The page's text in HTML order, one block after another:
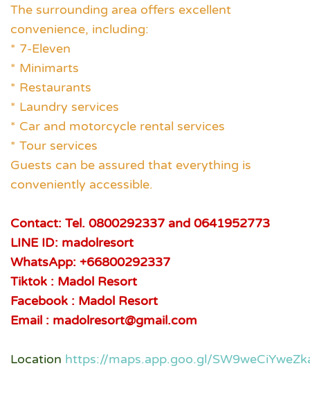
The surrounding area offers excellent
convenience, including:
* 7-Eleven
* Minimarts
* Restaurants
* Laundry services
* Car and motorcycle rental services
* Tour services
Guests can be assured that everything is
conveniently accessible.
Contact: Tel. 0800292337 and 0641952773
LINE ID: madolresort
WhatsApp: +66800292337
Tiktok : Madol Resort
Facebook : Madol Resort
Email : madolresort@gmail.com
Location https://maps.app.goo.gl/